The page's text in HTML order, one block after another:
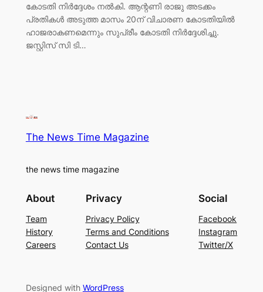
കോടതി നിർദ്ദേശം നൽകി. ആന്റണി രാജു അടക്കം
പ്രതികൾ അടുത്ത മാസം 20ന് വിചാരണ കോടതിയിൽ
ഹാജരാകണമെന്നും സുപ്രീം കോടതി നിർദ്ദേശിച്ചു.
ജസ്റ്റിസ് സി ടി…
The News Time Magazine
the news time magazine
About
Team
History
Careers
Privacy
Privacy Policy
Terms and Conditions
Contact Us
Social
Facebook
Instagram
Twitter/X
Designed with WordPress